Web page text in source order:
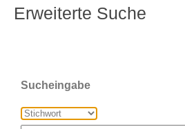
Erweiterte Suche
Sucheingabe